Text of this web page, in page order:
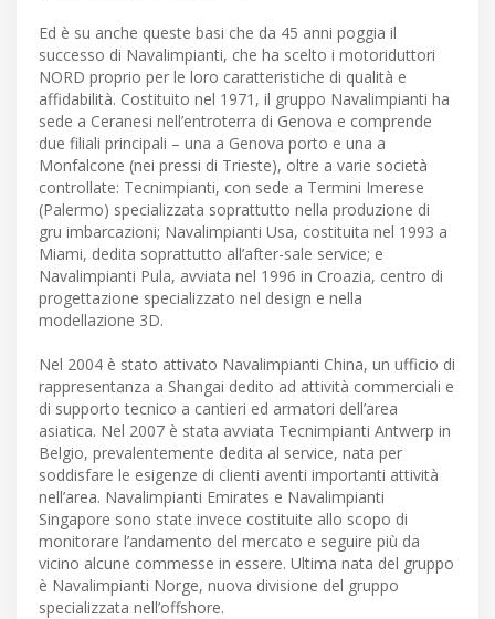
Ed è su anche queste basi che da 45 anni poggia il
successo di Navalimpianti, che ha scelto i motoriduttori
NORD proprio per le loro caratteristiche di qualità e
affidabilità. Costituito nel 1971, il gruppo Navalimpianti ha
sede a Ceranesi nell’entroterra di Genova e comprende
due filiali principali – una a Genova porto e una a
Monfalcone (nei pressi di Trieste), oltre a varie società
controllate: Tecnimpianti, con sede a Termini Imerese
(Palermo) specializzata soprattutto nella produzione di
gru imbarcazioni; Navalimpianti Usa, costituita nel 1993 a
Miami, dedita soprattutto all’after-sale service; e
Navalimpianti Pula, avviata nel 1996 in Croazia, centro di
progettazione specializzato nel design e nella
modellazione 3D.
Nel 2004 è stato attivato Navalimpianti China, un ufficio di
rappresentanza a Shangai dedito ad attività commerciali e
di supporto tecnico a cantieri ed armatori dell’area
asiatica. Nel 2007 è stata avviata Tecnimpianti Antwerp in
Belgio, prevalentemente dedita al service, nata per
soddisfare le esigenze di clienti aventi importanti attività
nell’area. Navalimpianti Emirates e Navalimpianti
Singapore sono state invece costituite allo scopo di
monitorare l’andamento del mercato e seguire più da
vicino alcune commesse in essere. Ultima nata del gruppo
è Navalimpianti Norge, nuova divisione del gruppo
specializzata nell’offshore.